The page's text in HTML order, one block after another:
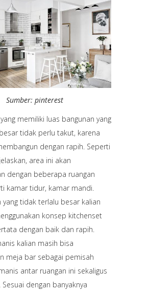
Sumber: pinterest
memiliki luas bangunan yang
tidak perlu takut, karena
dengan rapih. Seperti
area ini akan
dengan beberapa ruangan
kamar tidur, kamar mandi.
yang tidak terlalu besar kalian
konsep kitchenset
dengan baik dan rapih.
kalian masih bisa
meja bar sebagai pemisah
antar ruangan ini sekaligus
dengan banyaknya